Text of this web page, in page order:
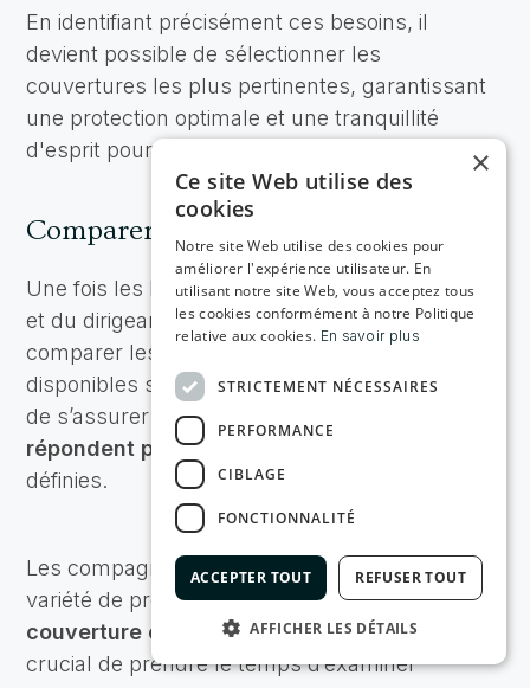
En identifiant précisément ces besoins, il
devient possible de sélectionner les
couvertures les plus pertinentes, garantissant
une protection optimale et une tranquillité
d'esprit pour le dirigeant.
Comparer les offres et les garanties
Une fois les besoins spécifiques de l’entreprise
et du dirigeant identifiés, il est essentiel de
comparer les différentes offres et garanties
disponibles sur le marché. Cette étape permet
de s’assurer que les assurances choisies
répondent parfaitement aux exigences
définies.
Les compagnies d’assurances proposent une
variété de produits avec desniveaux de
couverture et des tarifsdivers. Il est donc
crucial de prendre le temps d’examiner
×
Ce site Web utilise des
cookies
Notre site Web utilise des cookies pour
améliorer l'expérience utilisateur. En
utilisant notre site Web, vous acceptez tous
les cookies conformément à notre Politique
relative aux cookies. En savoir plus
STRICTEMENT NÉCESSAIRES
PERFORMANCE
CIBLAGE
FONCTIONNALITÉ
ACCEPTER TOUT REFUSER TOUT
AFFICHER LES DÉTAILS